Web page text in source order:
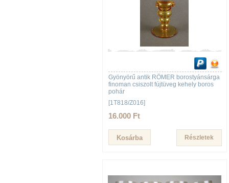
Gyönyörű antik RÖMER borostyánsárga
finoman csiszolt fújtüveg kehely boros
pohár
[1T818/Z016]
16.000 Ft
Részletek